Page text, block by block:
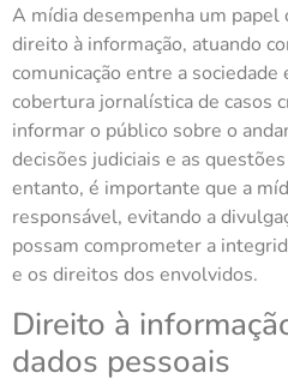
A mídia desempenha um papel
direito à informação, atuando
comunicação entre a
cobertura jornalística de casos
informar o público sobre o
decisões judiciais e as
entanto, é importante que a
responsável, evitando a
possam comprometer a
e os direitos dos envolvidos.
Direito à
dados pessoais